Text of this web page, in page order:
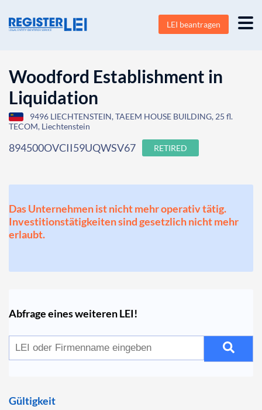
LEI beantragen
Woodford Establishment in
Liquidation
9496 LIECHTENSTEIN, TAEEM HOUSE BUILDING, 25 fl.
TECOM, Liechtenstein
894500OVCII59UQWSV67 RETIRED
Das Unternehmen ist nicht mehr operativ tätig.
Investitionstätigkeiten sind gesetzlich nicht mehr
erlaubt.
Abfrage eines weiteren LEI!
Gültigkeit